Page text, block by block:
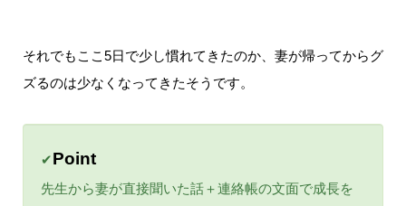
それでもここ5日で少し慣れてきたのか、妻が帰ってからグ
ズるのは少なくなってきたそうです。
✔Point
先生から妻が直接聞いた話＋連絡帳の文面で成長を